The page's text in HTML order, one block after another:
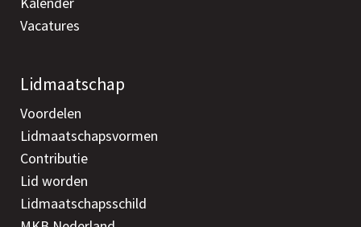
Vacatures
Lidmaatschap
Voordelen
Lidmaatschapsvormen
Contributie
Lid worden
Lidmaatschapsschild